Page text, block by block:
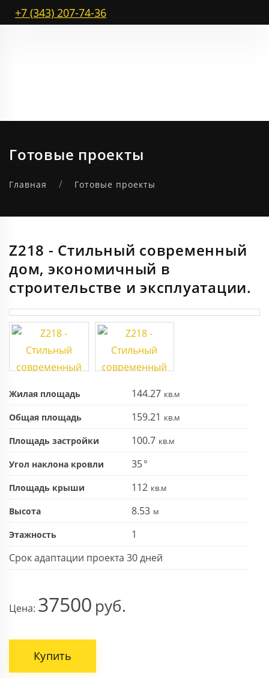
+7 (343) 207-74-36
Готовые проекты
Главная Готовые проекты
Z218 - Стильный современный
дом, экономичный в
строительстве и эксплуатации.
Жилая площадь 144.27
Общая площадь 159.21
Площадь застройки 100.7
Угол наклона кровли 35
Площадь крыши 112
Высота 8.53
Этажность
1
Срок адаптации проекта 30 дней
Цена: 37500
Купить